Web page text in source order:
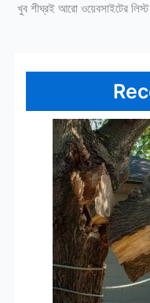
খুব শীঘ্রই আরো ওয়েবসাইটের